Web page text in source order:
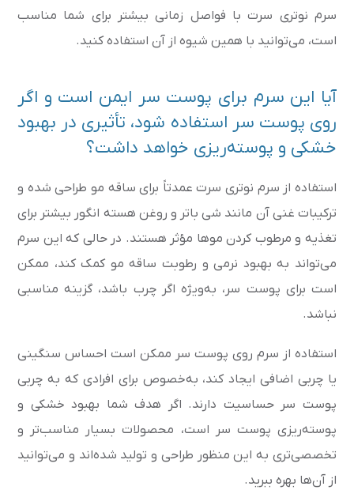
سرم نوتری سرت با فواصل زمانی بیشتر برای شما مناسب
است، می‌توانید با همین شیوه از آن استفاده کنید.
آیا این سرم برای پوست سر ایمن است و اگر
روی پوست سر استفاده شود، تأثیری در بهبود
خشکی و پوسته‌ریزی خواهد داشت؟
استفاده از سرم نوتری سرت عمدتاً برای ساقه مو طراحی شده و
ترکیبات غنی آن مانند شی باتر و روغن هسته انگور بیشتر برای
تغذیه و مرطوب کردن موها مؤثر هستند. در حالی که این سرم
می‌تواند به بهبود نرمی و رطوبت ساقه مو کمک کند، ممکن
است برای پوست سر، به‌ویژه اگر چرب باشد، گزینه مناسبی
نباشد.
استفاده از سرم روی پوست سر ممکن است احساس سنگینی
یا چربی اضافی ایجاد کند، به‌خصوص برای افرادی که به چربی
پوست سر حساسیت دارند. اگر هدف شما بهبود خشکی و
پوسته‌ریزی پوست سر است، محصولات بسیار مناسب‌تر و
تخصصی‌تری به این منظور طراحی و تولید شده‌اند و می‌توانید
از آن‌ها بهره ببرید.